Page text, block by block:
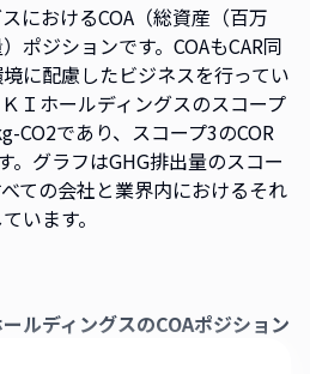
におけるCOA（総資産（百万
ポジションです。COAもCAR同
に配慮したビジネスを行ってい
Ｉホールディングスのスコープ
CO2であり、スコープ3のCOR
。グラフはGHG排出量のスコー
ての会社と業界内におけるそれ
います。
ルディングスのCOAポジション